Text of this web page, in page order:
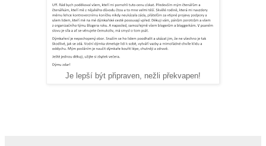
Je lepší být připraven, nežli překvapen!